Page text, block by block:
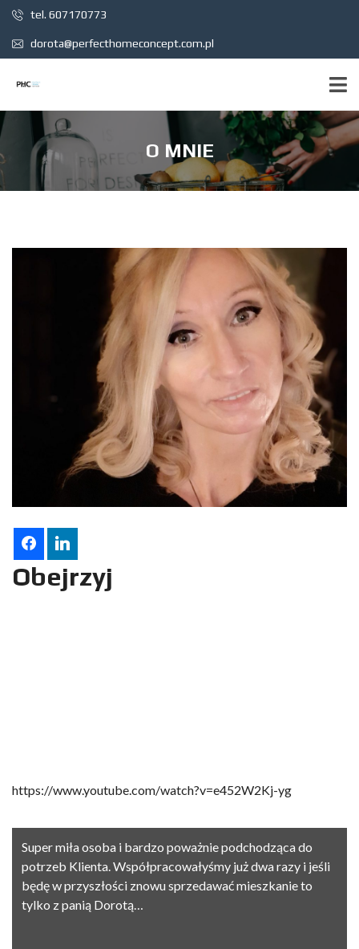
tel. 607170773
dorota@perfecthomeconcept.com.pl
O MNIE
Obejrzyj
https://www.youtube.com/watch?v=e452W2Kj-yg
Super miła osoba i bardzo poważnie podchodząca do
potrzeb Klienta. Współpracowałyśmy już dwa razy i jeśli
będę w przyszłości znowu sprzedawać mieszkanie to
tylko z panią Dorotą…